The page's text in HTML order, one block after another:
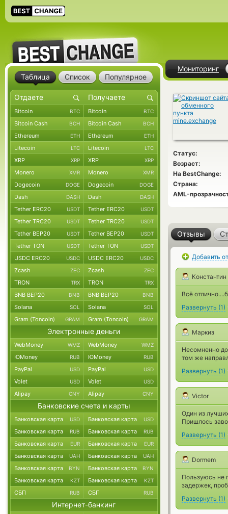
Мониторинг
Статус:
Возраст:
На BestChange:
Страна:
AML-
Отзывы
Добавить
Константин
Всё
Развернуть (1)
Маркиз
Несомненно
том же
Развернуть (1)
Victor
Один из
Пришлось
Развернуть (1)
Dormem
Пользуюсь не
задержек,
Развернуть (1)
Таблица Список Популярное
Bitcoin BTC Bitcoin BTC
Bitcoin Cash BCH Bitcoin Cash BCH
Ethereum ETH Ethereum ETH
Litecoin LTC Litecoin LTC
XRP XRP XRP XRP
Monero XMR Monero XMR
Dogecoin DOGE Dogecoin DOGE
Dash DASH Dash DASH
Tether ERC20 USDT Tether ERC20 USDT
Tether TRC20 USDT Tether TRC20 USDT
Tether BEP20 USDT Tether BEP20 USDT
Tether TON USDT Tether TON USDT
USDC ERC20 USDC USDC ERC20 USDC
Zcash ZEC Zcash ZEC
TRON TRX TRON TRX
BNB BEP20 BNB BNB BEP20 BNB
Solana SOL Solana SOL
Gram (Toncoin) GRAM Gram (Toncoin) GRAM
Электронные деньги
WebMoney WMZ WebMoney WMZ
ЮMoney RUB ЮMoney RUB
PayPal USD PayPal USD
Volet USD Volet USD
Alipay CNY Alipay CNY
Банковские счета и карты
Банковская карта USD Банковская карта USD
Банковская карта RUB Банковская карта RUB
Банковская карта EUR Банковская карта EUR
Банковская карта UAH Банковская карта UAH
Банковская карта BYN Банковская карта BYN
Банковская карта KZT Банковская карта KZT
СБП RUB СБП RUB
Интернет-банкинг